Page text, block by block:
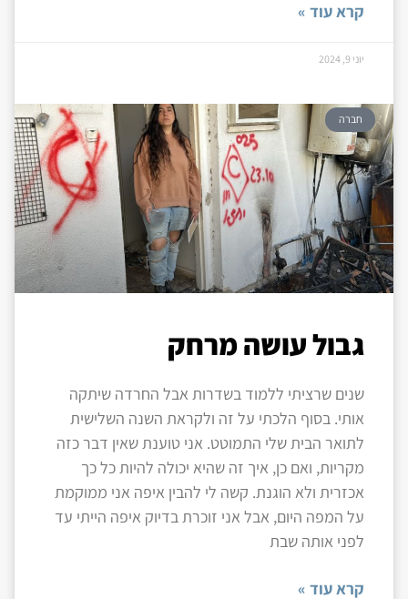
קרא עוד »
יוני 9, 2024
חברה
גבול עושה מרחק
שנים שרציתי ללמוד בשדרות אבל החרדה שיתקה
אותי. בסוף הלכתי על זה ולקראת השנה השלישית
לתואר הבית שלי התמוטט. אני טוענת שאין דבר כזה
מקריות, ואם כן, איך זה שהיא יכולה להיות כל כך
אכזרית ולא הוגנת. קשה לי להבין איפה אני ממוקמת
על המפה היום, אבל אני זוכרת בדיוק איפה הייתי עד
לפני אותה שבת
קרא עוד »